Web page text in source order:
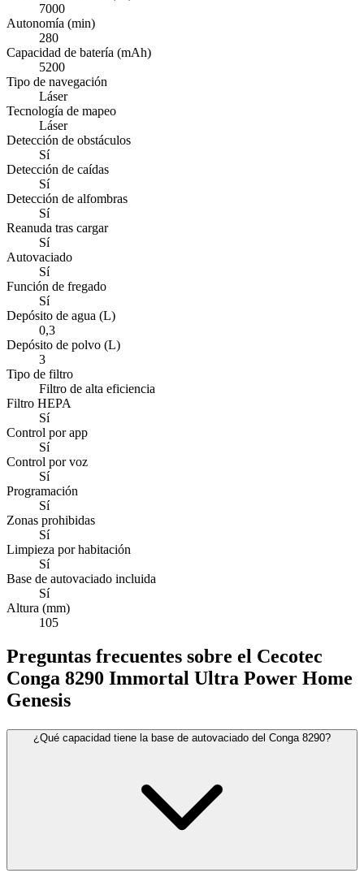
7000
Autonomía (min)
280
Capacidad de batería (mAh)
5200
Tipo de navegación
Láser
Tecnología de mapeo
Láser
Detección de obstáculos
Sí
Detección de caídas
Sí
Detección de alfombras
Sí
Reanuda tras cargar
Sí
Autovaciado
Sí
Función de fregado
Sí
Depósito de agua (L)
0,3
Depósito de polvo (L)
3
Tipo de filtro
Filtro de alta eficiencia
Filtro HEPA
Sí
Control por app
Sí
Control por voz
Sí
Programación
Sí
Zonas prohibidas
Sí
Limpieza por habitación
Sí
Base de autovaciado incluida
Sí
Altura (mm)
105
Preguntas frecuentes sobre el Cecotec
Conga 8290 Immortal Ultra Power Home
Genesis
¿Qué capacidad tiene la base de autovaciado del Conga 8290?